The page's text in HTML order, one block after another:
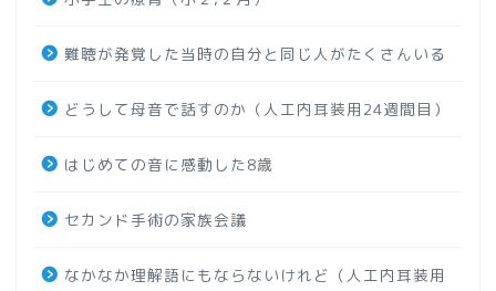
難聴が発覚した当時の自分と同じ人がたくさんいる
どうして母音で話すのか（人工内耳装用24週間目）
はじめての音に感動した8歳
セカンド手術の家族会議
なかなか理解語にもならないけれど（人工内耳装用